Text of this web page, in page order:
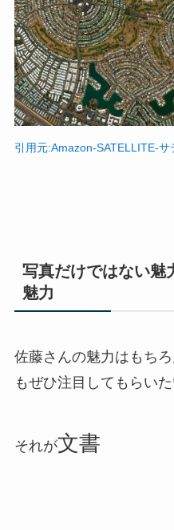
引用元:Amazon-SATELLITE-
写真だけではない魅
魅力
佐藤さんの魅力はもち
もぜひ注目してもらい
それが文書